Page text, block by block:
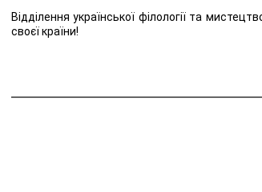
Відділення української філології та
своєї країни!